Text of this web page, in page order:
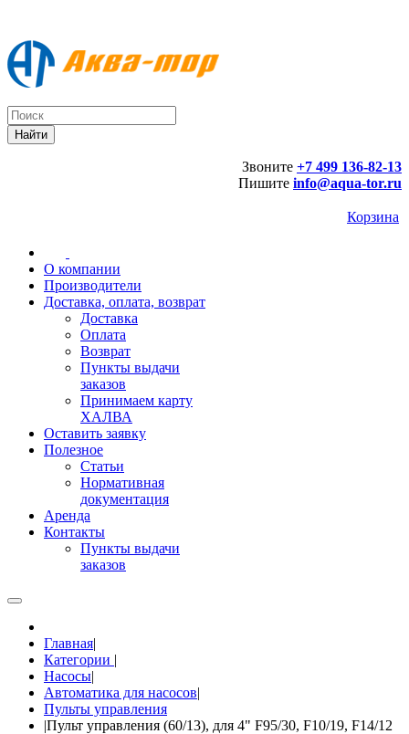
Звоните +7 499 136-82-13
Пишите info@aqua-tor.ru
Корзина
О компании
Производители
Доставка, оплата, возврат
Доставка
Оплата
Возврат
Пункты выдачи
заказов
Принимаем карту
ХАЛВА
Оставить заявку
Полезное
Статьи
Нормативная
документация
Аренда
Контакты
Пункты выдачи
заказов
Главная|
Категории |
Насосы|
Автоматика для насосов|
Пульты управления
|Пульт управления (60/13), для 4" F95/30, F10/19, F14/12